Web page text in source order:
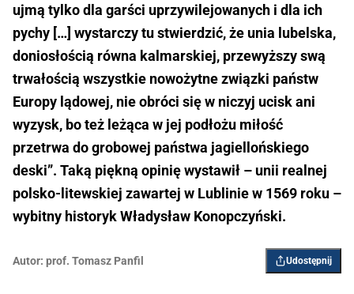
ujmą tylko dla garści uprzywilejowanych i dla ich
pychy […] wystarczy tu stwierdzić, że unia lubelska,
doniosłością równa kalmarskiej, przewyższy swą
trwałością wszystkie nowożytne związki państw
Europy lądowej, nie obróci się w niczyj ucisk ani
wyzysk, bo też leżąca w jej podłożu miłość
przetrwa do grobowej państwa jagiellońskiego
deski”. Taką piękną opinię wystawił – unii realnej
polsko-litewskiej zawartej w Lublinie w 1569 roku –
wybitny historyk Władysław Konopczyński.
Autor: prof. Tomasz Panfil Udostępnij